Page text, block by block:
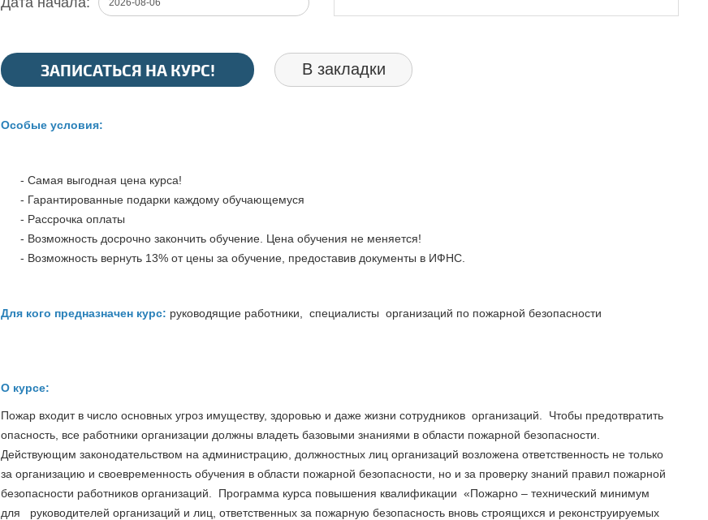
ЗАПИСАТЬСЯ НА КУРС! В закладки
Особые условия:
- Самая выгодная цена курса!
- Гарантированные подарки каждому обучающемуся
- Рассрочка оплаты
- Возможность досрочно закончить обучение. Цена обучения не меняется!
- Возможность вернуть 13% от цены за обучение, предоставив документы в ИФНС.
Для кого предназначен курс: руководящие работники, специалисты организаций по пожарной безопасности
О курсе:
Пожар входит в число основных угроз имуществу, здоровью и даже жизни сотрудников организаций. Чтобы предотвратить
опасность, все работники организации должны владеть базовыми знаниями в области пожарной безопасности.
Действующим законодательством на администрацию, должностных лиц организаций возложена ответственность не только
за организацию и своевременность обучения в области пожарной безопасности, но и за проверку знаний правил пожарной
безопасности работников организаций. Программа курса повышения квалификации «Пожарно – технический минимум
для руководителей организаций и лиц, ответственных за пожарную безопасность вновь строящихся и реконструируемых